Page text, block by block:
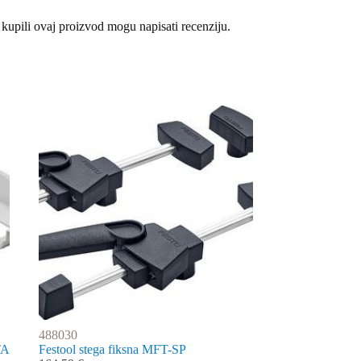
ovaj proizvod mogu napisati recenziju.
488030
Festool stega fiksna MFT-SP